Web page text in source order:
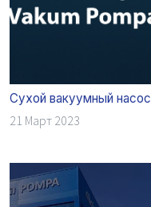
Сухой вакуумный насос
21 Март 2023